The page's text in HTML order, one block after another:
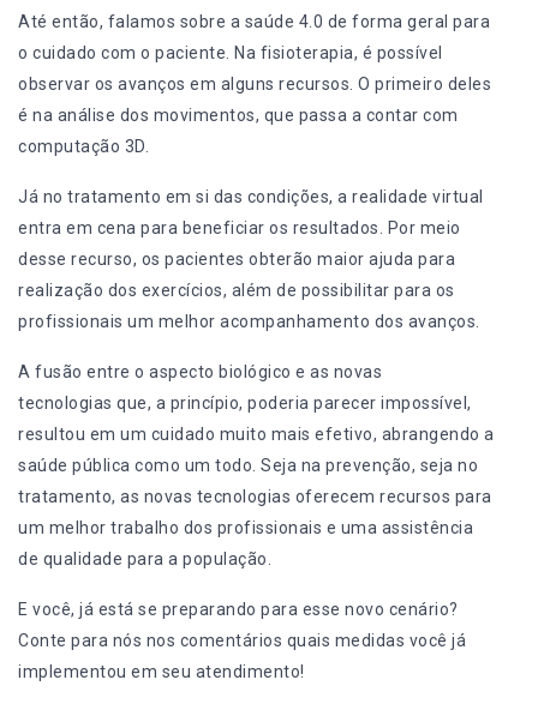
Até então, falamos sobre a saúde 4.0 de forma geral para
o cuidado com o paciente. Na fisioterapia, é possível
observar os avanços em alguns recursos. O primeiro deles
é na análise dos movimentos, que passa a contar com
computação 3D.
Já no tratamento em si das condições, a realidade virtual
entra em cena para beneficiar os resultados. Por meio
desse recurso, os pacientes obterão maior ajuda para
realização dos exercícios, além de possibilitar para os
profissionais um melhor acompanhamento dos avanços.
A fusão entre o aspecto biológico e as novas
tecnologias que, a princípio, poderia parecer impossível,
resultou em um cuidado muito mais efetivo, abrangendo a
saúde pública como um todo. Seja na prevenção, seja no
tratamento, as novas tecnologias oferecem recursos para
um melhor trabalho dos profissionais e uma assistência
de qualidade para a população.
E você, já está se preparando para esse novo cenário?
Conte para nós nos comentários quais medidas você já
implementou em seu atendimento!